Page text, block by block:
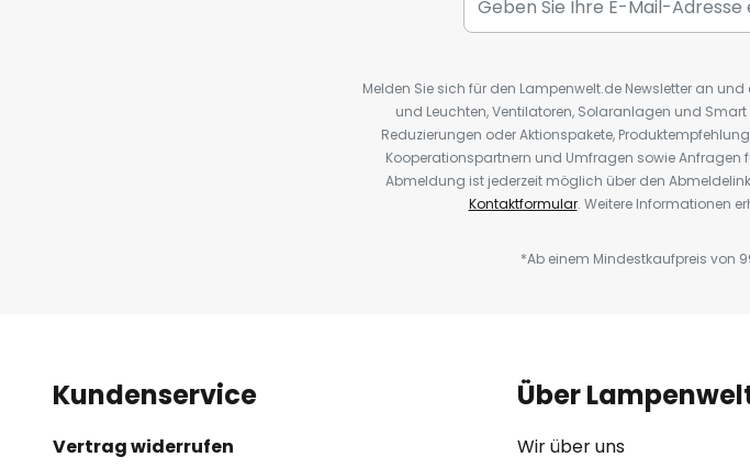
Melden Sie sich für den Lampenwelt.de Newsletter an
und Leuchten, Ventilatoren, Solaranlagen und
Reduzierungen oder Aktionspakete,
Kooperationspartnern und Umfragen sowie Anfragen
Abmeldung ist jederzeit möglich über den
Kontaktformular. Weitere Informationen
*Ab einem Mindestkaufpreis von
Kundenservice
Vertrag widerrufen
Über
Wir über uns